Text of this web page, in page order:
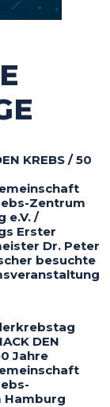
KREBS / 50
Zentrum
e.V. /
Erster
Dr. Peter
besuchte
DEN
Jahre
Hamburg